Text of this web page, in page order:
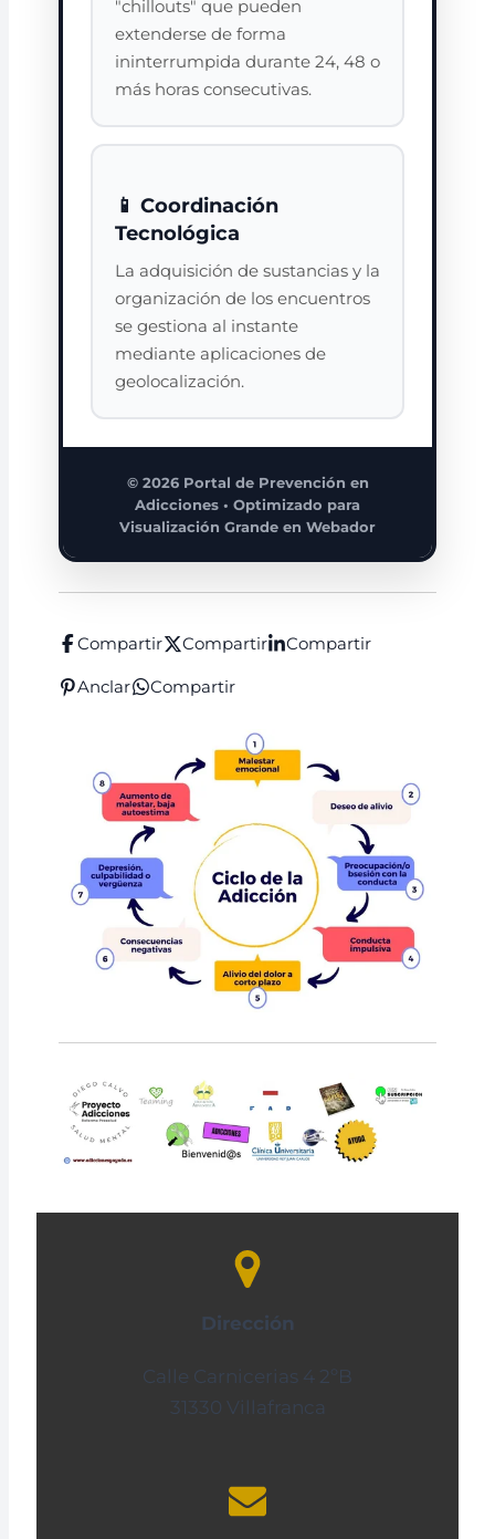
"chillouts" que pueden
extenderse de forma
ininterrumpida durante 24, 48 o
más horas consecutivas.
📱 Coordinación
Tecnológica
La adquisición de sustancias y la
organización de los encuentros
se gestiona al instante
mediante aplicaciones de
geolocalización.
© 2026 Portal de Prevención en
Adicciones • Optimizado para
Visualización Grande en Webador
Compartir Compartir Compartir
Anclar Compartir
Dirección
Calle Carnicerias 4 2ºB
31330 Villafranca